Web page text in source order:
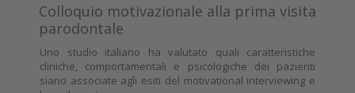
Colloquio motivazionale alla prima visita
parodontale
Uno studio italiano ha valutato quali caratteristiche
cliniche, comportamentali e psicologiche dei pazienti
siano associate agli esiti del motivational interviewing e